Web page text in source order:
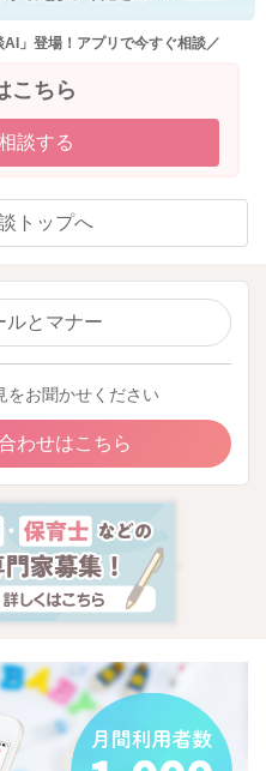
2025/10/13 9:07
」登場！アプリで今すぐ相談／
こちら
談する
トップへ
ルとマナー
をお聞かせください
わせはこちら